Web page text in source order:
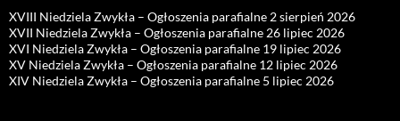
XVIII Niedziela Zwykła – Ogłoszenia parafialne 2 sierpień 2026
XVII Niedziela Zwykła – Ogłoszenia parafialne 26 lipiec 2026
XVI Niedziela Zwykła – Ogłoszenia parafialne 19 lipiec 2026
XV Niedziela Zwykła – Ogłoszenia parafialne 12 lipiec 2026
XIV Niedziela Zwykła – Ogłoszenia parafialne 5 lipiec 2026